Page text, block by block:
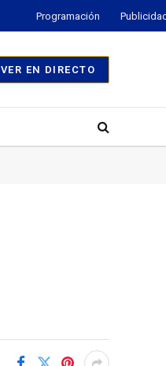
Programación
VER EN DIRECTO